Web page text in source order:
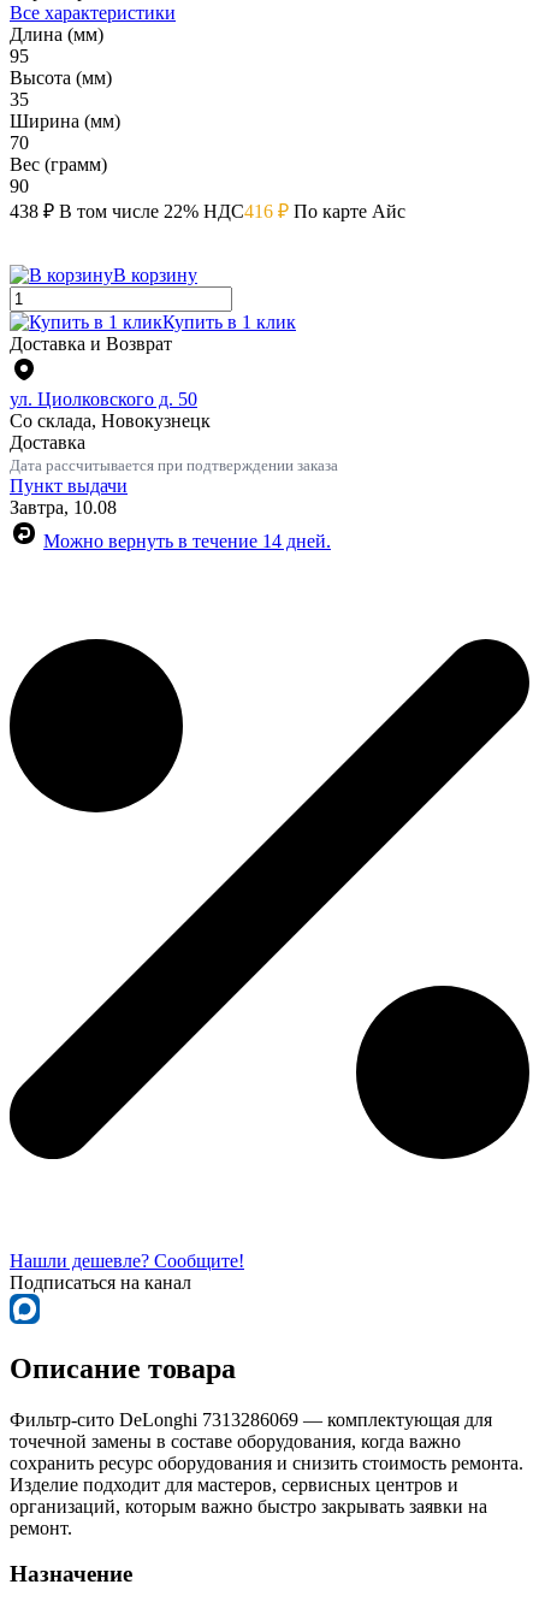
Все характеристики
Длина (мм)
95
Высота (мм)
35
Ширина (мм)
70
Вес (грамм)
90
438 ₽ В том числе 22% НДС416 ₽ По карте Айс
В корзину
Купить в 1 клик
Доставка и Возврат
ул. Циолковского д. 50
Со склада, Новокузнецк
Доставка
Дата рассчитывается при подтверждении заказа
Пункт выдачи
Завтра, 10.08
Можно вернуть в течение 14 дней.
Нашли дешевле? Сообщите!
Подписаться на канал
Описание товара
Фильтр-сито DeLonghi 7313286069 — комплектующая для
точечной замены в составе оборудования, когда важно
сохранить ресурс оборудования и снизить стоимость ремонта.
Изделие подходит для мастеров, сервисных центров и
организаций, которым важно быстро закрывать заявки на
ремонт.
Назначение